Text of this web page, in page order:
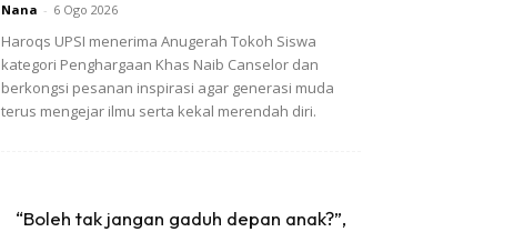
Nana - 6 Ogo 2026
Haroqs UPSI menerima Anugerah Tokoh Siswa
kategori Penghargaan Khas Naib Canselor dan
berkongsi pesanan inspirasi agar generasi muda
terus mengejar ilmu serta kekal merendah diri.
“Boleh tak jangan gaduh depan anak?”,